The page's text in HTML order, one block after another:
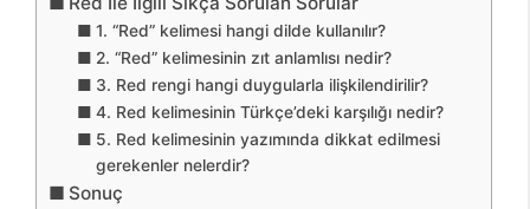
1. “Red” kelimesi hangi dilde kullanılır?
2. “Red” kelimesinin zıt anlamlısı nedir?
3. Red rengi hangi duygularla ilişkilendirilir?
4. Red kelimesinin Türkçe’deki karşılığı nedir?
5. Red kelimesinin yazımında dikkat edilmesi
gerekenler nelerdir?
Sonuç